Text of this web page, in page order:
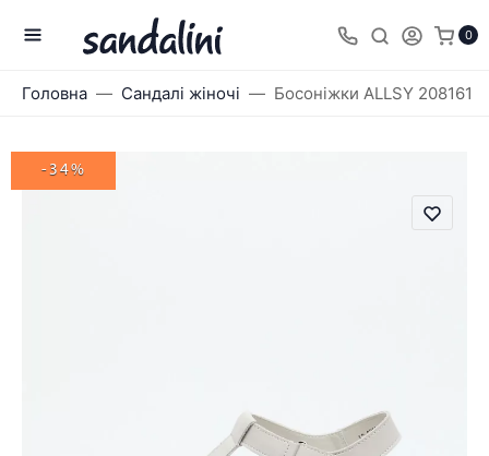
0
Головна Сандалі жіночі Босоніжки ALLSY 208161
-34%